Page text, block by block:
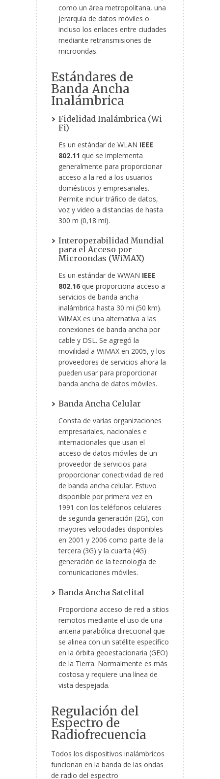
como un área metropolitana, una
jerarquía de datos móviles o
incluso los enlaces entre ciudades
mediante retransmisiones de
microondas.
Estándares de
Banda Ancha
Inalámbrica
Fidelidad Inalámbrica (Wi-
Fi)
Es un estándar de WLAN IEEE
802.11 que se implementa
generalmente para proporcionar
acceso a la red a los usuarios
domésticos y empresariales.
Permite incluir tráfico de datos,
voz y video a distancias de hasta
300 m (0,18 mi).
Interoperabilidad Mundial
para el Acceso por
Microondas (WiMAX)
Es un estándar de WWAN IEEE
802.16 que proporciona acceso a
servicios de banda ancha
inalámbrica hasta 30 mi (50 km).
WiMAX es una alternativa a las
conexiones de banda ancha por
cable y DSL. Se agregó la
movilidad a WiMAX en 2005, y los
proveedores de servicios ahora la
pueden usar para proporcionar
banda ancha de datos móviles.
Banda Ancha Celular
Consta de varias organizaciones
empresariales, nacionales e
internacionales que usan el
acceso de datos móviles de un
proveedor de servicios para
proporcionar conectividad de red
de banda ancha celular. Estuvo
disponible por primera vez en
1991 con los teléfonos celulares
de segunda generación (2G), con
mayores velocidades disponibles
en 2001 y 2006 como parte de la
tercera (3G) y la cuarta (4G)
generación de la tecnología de
comunicaciones móviles.
Banda Ancha Satelital
Proporciona acceso de red a sitios
remotos mediante el uso de una
antena parabólica direccional que
se alinea con un satélite específico
en la órbita geoestacionaria (GEO)
de la Tierra. Normalmente es más
costosa y requiere una línea de
vista despejada.
Regulación del
Espectro de
Radiofrecuencia
Todos los dispositivos inalámbricos
funcionan en la banda de las ondas
de radio del espectro